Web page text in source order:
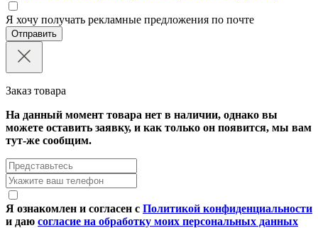
Я хочу получать рекламные предложения по почте
Отправить
Заказ товара
На данный момент товара нет в наличии, однако вы
можете оставить заявку, и как только он появится, мы вам
тут-же сообщим.
Я ознакомлен и согласен с Политикой конфиденциальности
и даю согласие на обработку моих персональных данных